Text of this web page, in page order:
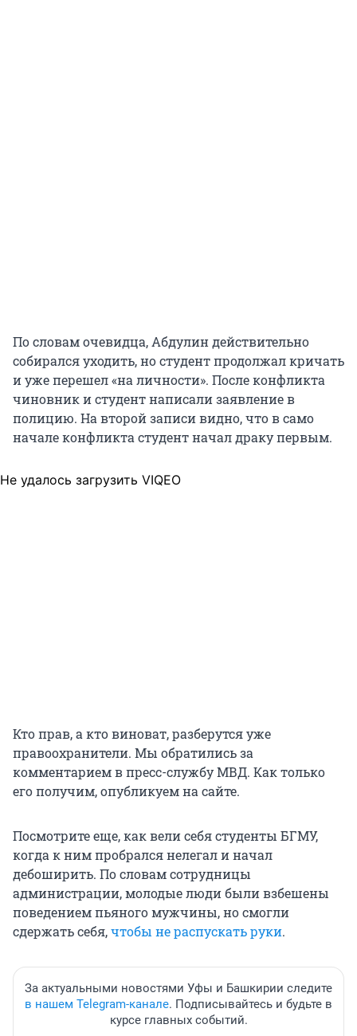
По словам очевидца, Абдулин действительно
собирался уходить, но студент продолжал кричать
и уже перешел «на личности». После конфликта
чиновник и студент написали заявление в
полицию. На второй записи видно, что в само
начале конфликта студент начал драку первым.
Не удалось загрузить VIQEO
Кто прав, а кто виноват, разберутся уже
правоохранители. Мы обратились за
комментарием в пресс-службу МВД. Как только
его получим, опубликуем на сайте.
Посмотрите еще, как вели себя студенты БГМУ,
когда к ним пробрался нелегал и начал
дебоширить. По словам сотрудницы
администрации, молодые люди были взбешены
поведением пьяного мужчины, но смогли
сдержать себя,чтобы не распускать руки.
За актуальными новостями Уфы и Башкирии следите
в нашем Telegram-канале. Подписывайтесь и будьте в
курсе главных событий.